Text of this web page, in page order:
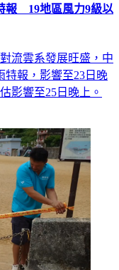
報 19地區風力9級以
流雲系發展旺盛，中
特報，影響至23日晚
影響至25日晚上。